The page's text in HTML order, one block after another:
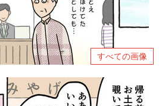
すべての画像